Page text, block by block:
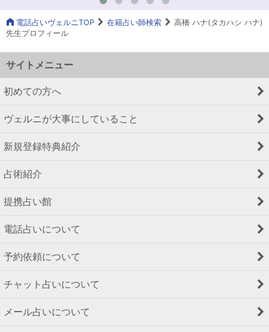
電話占いヴェルニTOP 在籍占い師検索
高橋 ハナ(タカハシ ハナ)
先生プロフィール
サイトメニュー
初めての方へ
ヴェルニが大事にしていること
新規登録特典紹介
占術紹介
提携占い館
電話占いについて
予約依頼について
チャット占いについて
メール占いについて